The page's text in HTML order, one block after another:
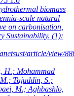
biomass
scale natural
on carbonisation,
Sustainability. (1):
article/view/
H.; Mohammad
Tajuddin, S.;
M.; Aghbashlo,